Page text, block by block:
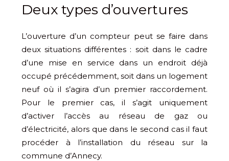
Deux types d’ouvertures
L’ouverture d’un compteur peut se faire dans
deux situations différentes : soit dans le cadre
d’une mise en service dans un endroit déjà
occupé précédemment, soit dans un logement
neuf où il s’agira d’un premier raccordement.
Pour le premier cas, il s’agit uniquement
d’activer l’accès au réseau de gaz ou
d’électricité, alors que dans le second cas il faut
procéder à l’installation du réseau sur la
commune d’Annecy.